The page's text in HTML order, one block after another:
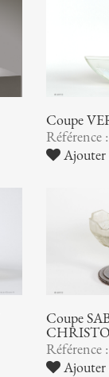
Coupe
Référence
Ajouter
Coupe
Référence
Ajouter